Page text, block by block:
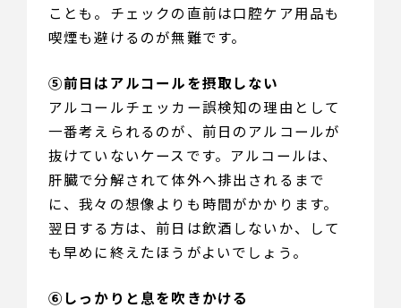
ことも。チェックの直前は口腔ケア用品も
喫煙も避けるのが無難です。
⑤前日はアルコールを摂取しない
アルコールチェッカー誤検知の理由として
一番考えられるのが、前日のアルコールが
抜けていないケースです。アルコールは、
肝臓で分解されて体外へ排出されるまで
に、我々の想像よりも時間がかかります。
翌日する方は、前日は飲酒しないか、して
も早めに終えたほうがよいでしょう。
⑥しっかりと息を吹きかける